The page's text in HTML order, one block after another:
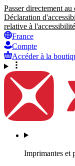
Passer directement
Déclaration
relative à
France
Compte
Accéder à la
Imprimantes et